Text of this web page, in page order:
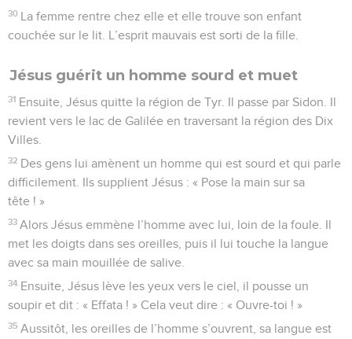
30 La femme rentre chez elle et elle trouve son enfant
couchée sur le lit. L’esprit mauvais est sorti de la fille.
Jésus guérit un homme sourd et muet
31 Ensuite, Jésus quitte la région de Tyr. Il passe par Sidon. Il
revient vers le lac de Galilée en traversant la région des Dix
Villes.
32 Des gens lui amènent un homme qui est sourd et qui parle
difficilement. Ils supplient Jésus : « Pose la main sur sa
tête ! »
33 Alors Jésus emmène l’homme avec lui, loin de la foule. Il
met les doigts dans ses oreilles, puis il lui touche la langue
avec sa main mouillée de salive.
34 Ensuite, Jésus lève les yeux vers le ciel, il pousse un
soupir et dit : « Effata ! » Cela veut dire : « Ouvre-toi ! »
35 Aussitôt, les oreilles de l’homme s’ouvrent, sa langue est